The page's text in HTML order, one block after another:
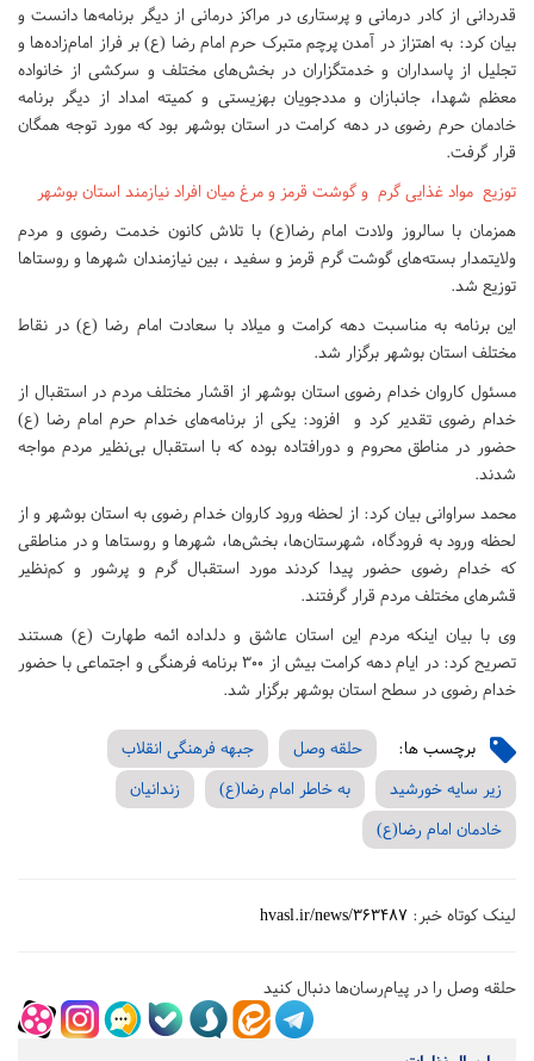
قدردانی از کادر درمانی و پرستاری در مراکز درمانی از دیگر برنامه‌ها دانست و
بیان کرد: به اهتزاز در آمدن پرچم متبرک حرم امام رضا (ع) بر فراز امام‌زاده‌ها و
تجلیل از پاسداران و خدمتگزاران در بخش‌های مختلف و سرکشی از خانواده
معظم شهدا، جانبازان و مددجویان بهزیستی و کمیته امداد از دیگر برنامه
خادمان حرم رضوی در دهه کرامت در استان بوشهر بود که مورد توجه همگان
قرار گرفت.
توزیع مواد غذایی گرم و گوشت قرمز و مرغ میان افراد نیازمند استان بوشهر
همزمان با سالروز ولادت امام رضا(ع) با تلاش کانون خدمت رضوی و مردم
ولایتمدار بسته‌های گوشت گرم قرمز و سفید ، بین نیازمندان شهرها و روستاها
توزیع شد.
این‌ برنامه به مناسبت دهه کرامت و میلاد با سعادت امام رضا (ع) در نقاط
مختلف استان بوشهر برگزار شد.
مسئول کاروان خدام رضوی استان بوشهر از اقشار مختلف مردم در استقبال از
خدام رضوی تقدیر کرد و افزود: یکی از برنامه‌های خدام حرم امام رضا (ع)
حضور در مناطق محروم و دورافتاده بوده که با استقبال بی‌نظیر مردم مواجه
شدند.
محمد سراوانی بیان کرد: از لحظه ورود کاروان خدام رضوی به استان بوشهر و از
لحظه ورود به فرودگاه، شهرستان‌ها، بخش‌ها، شهرها و روستاها و در مناطقی
که خدام رضوی حضور پیدا کردند مورد استقبال گرم و پرشور و کم‌نظیر
قشرهای مختلف مردم قرار گرفتند.
وی با بیان اینکه مردم این استان عاشق و دلداده ائمه ‌طهارت (ع) هستند
تصریح کرد: در ایام دهه کرامت بیش از 300 برنامه فرهنگی و اجتماعی با حضور
خدام رضوی در سطح استان بوشهر برگزار شد.
برچسب ها: حلقه وصل
جبهه فرهنگی انقلاب
زیر سایه خورشید
به خاطر امام رضا(ع)
زندانیان
خادمان امام رضا(ع)
لینک کوتاه خبر: hvasl.ir/news/363487
حلقه وصل را در پیام‌رسان‌ها دنبال کنید